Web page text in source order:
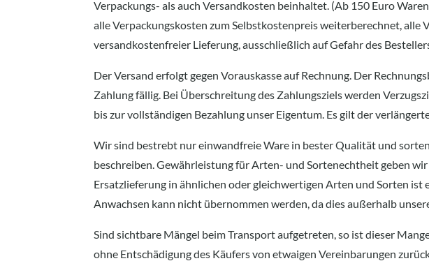
Verpackungs- als auch Versandkosten beinhaltet. (Ab 150 Euro
alle Verpackungskosten zum Selbstkostenpreis weiterberechnet, alle
versandkostenfreier Lieferung, ausschließlich auf Gefahr des
Der Versand erfolgt gegen Vorauskasse auf Rechnung. Der
Zahlung fällig. Bei Überschreitung des Zahlungsziels werden
bis zur vollständigen Bezahlung unser Eigentum. Es gilt der
Wir sind bestrebt nur einwandfreie Ware in bester Qualität und
beschreiben. Gewährleistung für Arten- und Sortenechtheit geben
Ersatzlieferung in ähnlichen oder gleichwertigen Arten und Sorten
Anwachsen kann nicht übernommen werden, da dies außerhalb
Sind sichtbare Mängel beim Transport aufgetreten, so ist dieser
ohne Entschädigung des Käufers von etwaigen Vereinbarungen